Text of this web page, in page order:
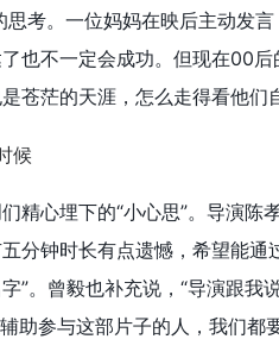
考。一位妈妈在映后主动发
也不一定会成功。但现在00
苍茫的天涯，怎么走得看他们自
精心埋下的“小心思”。导演陈
分钟时长有点遗憾，希望能通
。曾毅也补充说，“导演跟我
助参与这部片子的人，我们都